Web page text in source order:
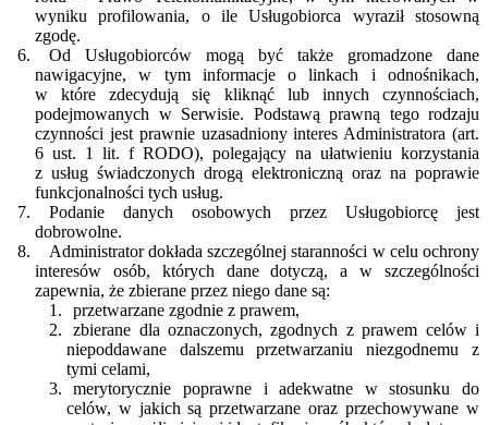
wyniku profilowania, o ile Usługobiorca wyraził stosowną
zgodę.
Od Usługobiorców mogą być także gromadzone dane
nawigacyjne, w tym informacje o linkach i odnośnikach,
w które zdecydują się kliknąć lub innych czynnościach,
podejmowanych w Serwisie. Podstawą prawną tego rodzaju
czynności jest prawnie uzasadniony interes Administratora (art.
6 ust. 1 lit. f RODO), polegający na ułatwieniu korzystania
z usług świadczonych drogą elektroniczną oraz na poprawie
funkcjonalności tych usług.
Podanie danych osobowych przez Usługobiorcę jest
dobrowolne.
Administrator dokłada szczególnej staranności w celu ochrony
interesów osób, których dane dotyczą, a w szczególności
zapewnia, że zbierane przez niego dane są:
przetwarzane zgodnie z prawem,
zbierane dla oznaczonych, zgodnych z prawem celów i
niepoddawane dalszemu przetwarzaniu niezgodnemu z
tymi celami,
merytorycznie poprawne i adekwatne w stosunku do
celów, w jakich są przetwarzane oraz przechowywane w